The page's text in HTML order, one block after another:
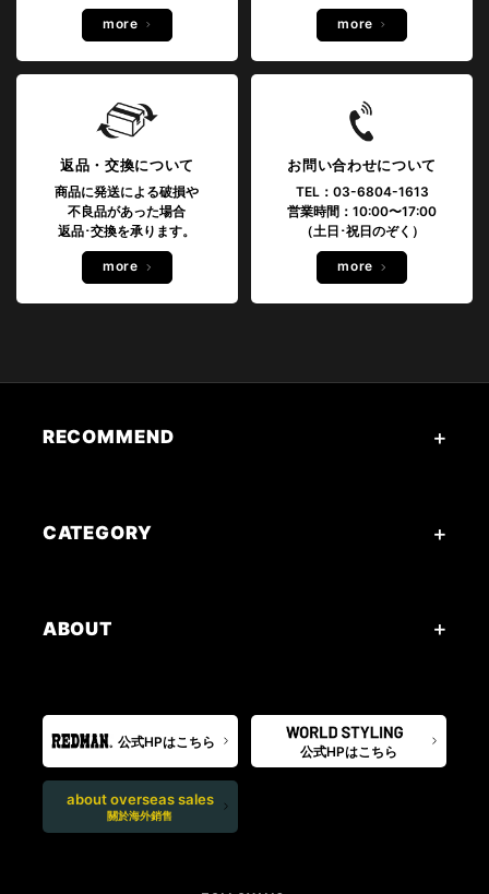
more more
返品・交換について
商品に発送による破損や
不良品があった場合
返品･交換を承ります。
more
お問い合わせについて
TEL：03-6804-1613
営業時間：10:00〜17:00
（土日･祝日のぞく）
more
RECOMMEND
CATEGORY
ABOUT
公式HPはこちら
公式HPはこちら
about overseas sales
關於海外銷售